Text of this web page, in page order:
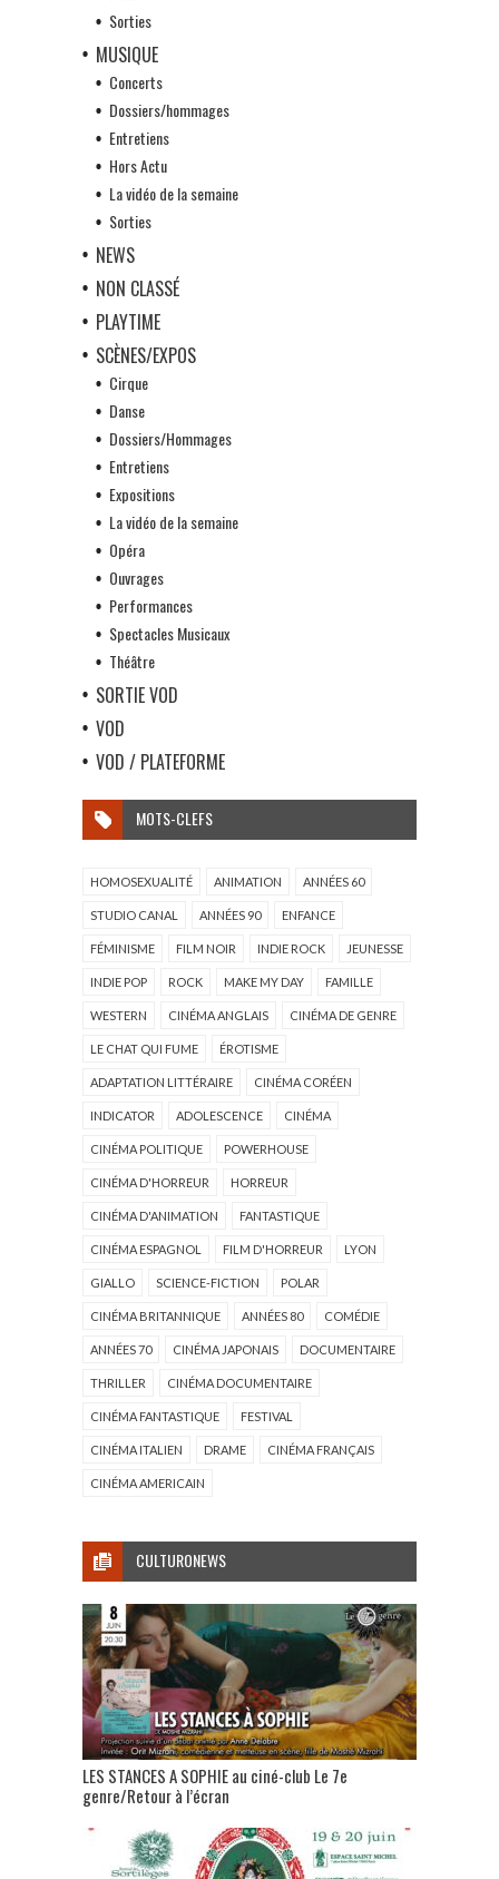
Sorties
MUSIQUE
Concerts
Dossiers/hommages
Entretiens
Hors Actu
La vidéo de la semaine
Sorties
NEWS
NON CLASSÉ
PLAYTIME
SCÈNES/EXPOS
Cirque
Danse
Dossiers/Hommages
Entretiens
Expositions
La vidéo de la semaine
Opéra
Ouvrages
Performances
Spectacles Musicaux
Théâtre
SORTIE VOD
VOD
VOD / PLATEFORME
MOTS-CLEFS
HOMOSEXUALITÉ ANIMATION ANNÉES 60
STUDIO CANAL ANNÉES 90 ENFANCE
FÉMINISME FILM NOIR INDIE ROCK JEUNESSE
INDIE POP ROCK MAKE MY DAY FAMILLE
WESTERN CINÉMA ANGLAIS CINÉMA DE GENRE
LE CHAT QUI FUME ÉROTISME
ADAPTATION LITTÉRAIRE CINÉMA CORÉEN
INDICATOR ADOLESCENCE CINÉMA
CINÉMA POLITIQUE POWERHOUSE
CINÉMA D'HORREUR HORREUR
CINÉMA D'ANIMATION FANTASTIQUE
CINÉMA ESPAGNOL FILM D'HORREUR LYON
GIALLO SCIENCE-FICTION POLAR
CINÉMA BRITANNIQUE ANNÉES 80 COMÉDIE
ANNÉES 70 CINÉMA JAPONAIS DOCUMENTAIRE
THRILLER CINÉMA DOCUMENTAIRE
CINÉMA FANTASTIQUE FESTIVAL
CINÉMA ITALIEN DRAME CINÉMA FRANÇAIS
CINÉMA AMERICAIN
CULTURONEWS
LES STANCES A SOPHIE au ciné-club Le 7e
genre/Retour à l’écran